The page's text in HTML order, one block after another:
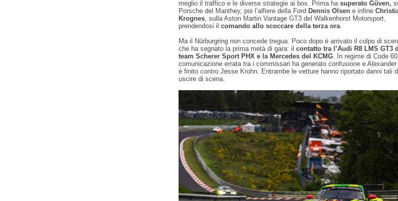
meglio il traffico e le diverse strategie ai box. Prima ha superato Güven,
Porsche del Manthey, poi l’alfiere della Ford Dennis Olsen e infine
Krognes , sulla Aston Martin Vantage GT3 del Walkenhorst Motorsport,
prendendosi il comando allo scoccare della terza ora
Ma il Nürburgring non concede tregua. Poco dopo è arrivato il colpo di
che ha segnato la prima metà di gara: il contatto tra l’Audi R8 LMS GT3
team Scherer Sport PHX e la Mercedes del KCMG . In regime di Code
comunicazione errata tra i commissari ha generato confusione e
è finito contro Jesse Krohn. Entrambe le vetture hanno riportato danni tali
uscire di scena.